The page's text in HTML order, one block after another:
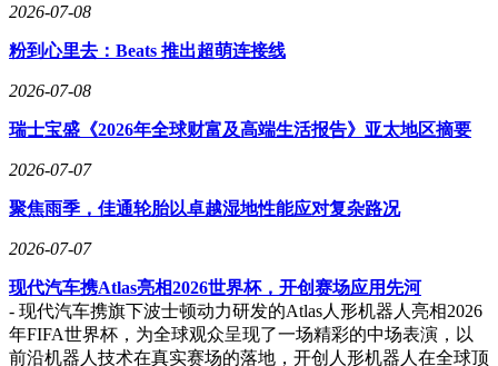
2026-07-08
粉到心里去：Beats 推出超萌连接线
2026-07-08
瑞士宝盛《2026年全球财富及高端生活报告》亚太地区摘要
2026-07-07
聚焦雨季，佳通轮胎以卓越湿地性能应对复杂路况
2026-07-07
现代汽车携Atlas亮相2026世界杯，开创赛场应用先河
- 现代汽车携旗下波士顿动力研发的Atlas人形机器人亮相2026
年FIFA世界杯，为全球观众呈现了一场精彩的中场表演，以
前沿机器人技术在真实赛场的落地，开创人形机器人在全球顶